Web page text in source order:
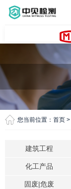
您当前位置： 首页 >
建筑工程
化工产品
固废|危废